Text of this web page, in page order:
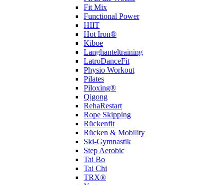
Fit Mix
Functional Power
HIIT
Hot Iron®
Kiboe
Langhanteltraining
LatroDanceFit
Physio Workout
Pilates
Piloxing®
Qigong
RehaRestart
Rope Skipping
Rückenfit
Rücken & Mobility
Ski-Gymnastik
Step Aerobic
Tai Bo
Tai Chi
TRX®